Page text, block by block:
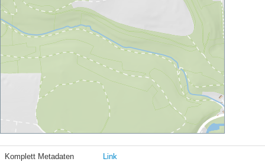
Komplett Metadaten Link